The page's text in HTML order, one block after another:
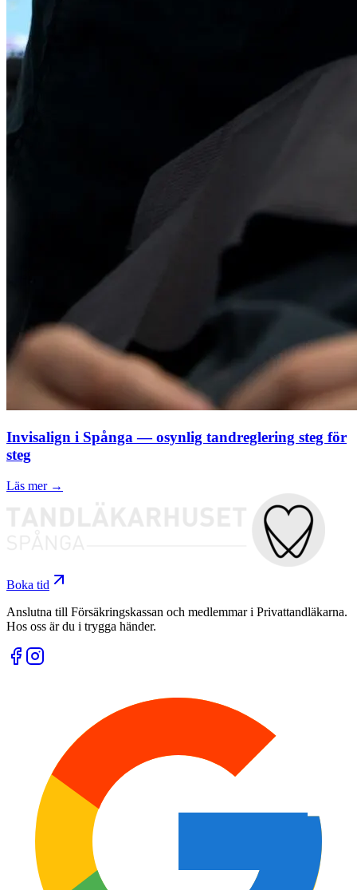
Invisalign i Spånga — osynlig tandreglering steg för
steg
Läs mer →
Boka tid
Anslutna till Försäkringskassan och medlemmar i Privattandläkarna.
Hos oss är du i trygga händer.